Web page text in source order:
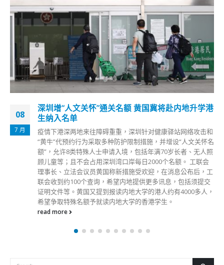
08
7 月
深圳增“人文关怀”通关名额 黄国冀将赴内地升学港
生纳入名单
疫情下港深两地来往障碍重重，深圳针对健康驿站网络攻击和
“黄牛”代预约行为采取多种防护限制措施，并增设“人文关怀名
额”，允许8类特殊人士申请入境，包括年满70岁长者、无人照
顾儿童等；且不会占用深圳湾口岸每日2000个名额。 工联会
理事长、立法会议员黄国称新措施受欢迎，在消息公布后，工
联会收到约100个查询，希望内地提供更多讯息，包括须提交
证明文件等。黄国又提到报读内地大学的港人约有4000多人，
希望争取特殊名额予就读内地大学的香港学生。
read more